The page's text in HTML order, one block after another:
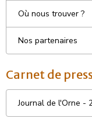
Où nous trouver ?
Nos partenaires
Carnet de
Journal de l'Orne -